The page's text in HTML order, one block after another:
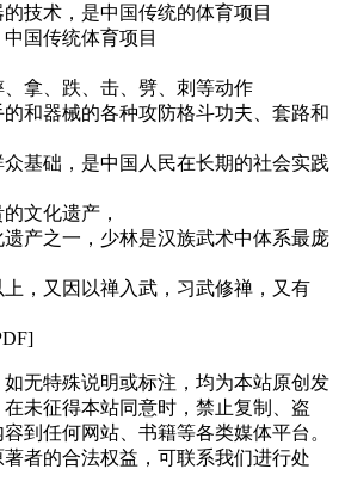
的技术，是中国传统的体育项目
国传统体育项目
拿、跌、击、劈、刺等动作
和器械的各种攻防格斗功夫、套路和
基础，是中国人民在长期的社会实践
文化遗产，
产之一，少林是汉族武术中体系最庞
，又因以禅入武，习武修禅，又有
无特殊说明或标注，均为本站原创发
未征得本站同意时，禁止复制、盗
到任何网站、书籍等各类媒体平台。
者的合法权益，可联系我们进行处